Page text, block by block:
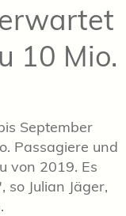
10 Mio.
September
Passagiere und
von 2019. Es
Julian Jäger,